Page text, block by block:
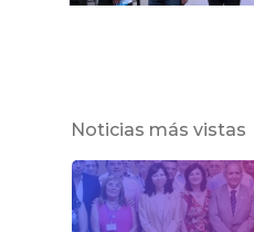
Noticias más vistas